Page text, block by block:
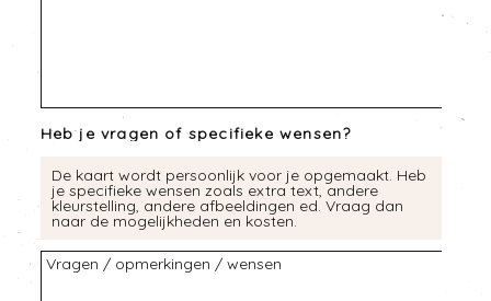
Heb je vragen of specifieke wensen?
De kaart wordt persoonlijk voor je opgemaakt. Heb
je specifieke wensen zoals extra text, andere
kleurstelling, andere afbeeldingen ed. Vraag dan
naar de mogelijkheden en kosten.